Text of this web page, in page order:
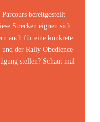
bereitgestellt
Strecken eignen sich
auch für eine konkrete
der Rally Obedience
stellen? Schaut mal